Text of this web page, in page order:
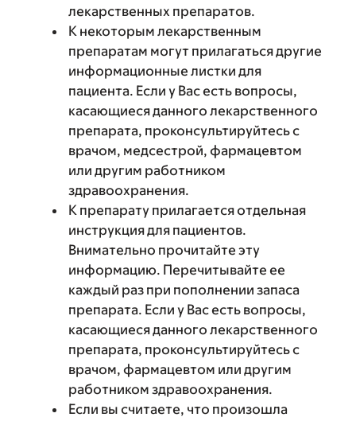
лекарственных препаратов.
К некоторым лекарственным
препаратам могут прилагаться другие
информационные листки для
пациента. Если у Вас есть вопросы,
касающиеся данного лекарственного
препарата, проконсультируйтесь с
врачом, медсестрой, фармацевтом
или другим работником
здравоохранения.
К препарату прилагается отдельная
инструкция для пациентов.
Внимательно прочитайте эту
информацию. Перечитывайте ее
каждый раз при пополнении запаса
препарата. Если у Вас есть вопросы,
касающиеся данного лекарственного
препарата, проконсультируйтесь с
врачом, фармацевтом или другим
работником здравоохранения.
Если вы считаете, что произошла